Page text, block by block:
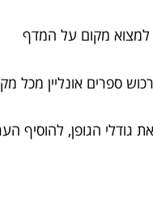
למצוא מקום על המדף
ספרים אונליין מכל
גודלי הגופן, להוסיף